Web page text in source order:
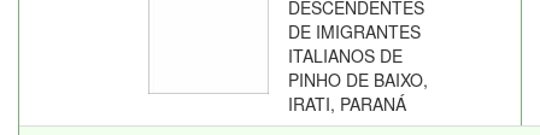
DESCENDENTES
DE IMIGRANTES
ITALIANOS DE
PINHO DE BAIXO,
IRATI, PARANÁ